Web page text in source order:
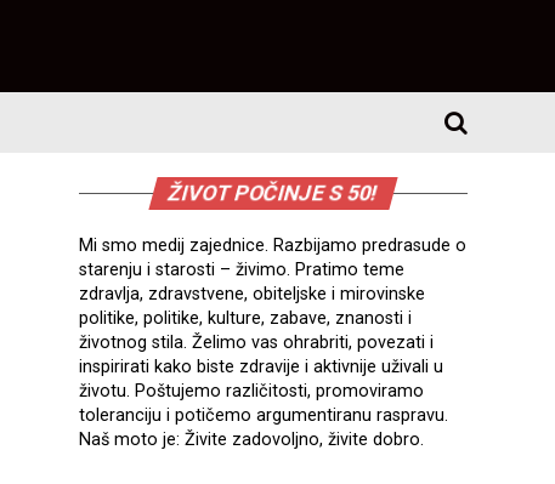
ŽIVOT POČINJE S 50!
Mi smo medij zajednice. Razbijamo predrasude o
starenju i starosti – živimo. Pratimo teme
zdravlja, zdravstvene, obiteljske i mirovinske
politike, politike, kulture, zabave, znanosti i
životnog stila. Želimo vas ohrabriti, povezati i
inspirirati kako biste zdravije i aktivnije uživali u
životu. Poštujemo različitosti, promoviramo
toleranciju i potičemo argumentiranu raspravu.
Naš moto je: Živite zadovoljno, živite dobro.